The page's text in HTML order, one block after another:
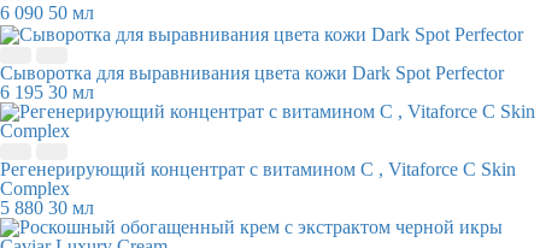
6 090 50 мл
Сыворотка для выравнивания цвета кожи Dark Spot Perfector
6 195 30 мл
Регенерирующий концентрат с витамином С , Vitaforce C Skin
Complex
5 880 30 мл